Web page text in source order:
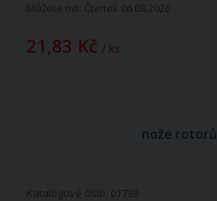
Můžete mít: Čtvrtek 06.08.2026
21,83 Kč / ks
nože rotorů
Katalogové číslo: 01739